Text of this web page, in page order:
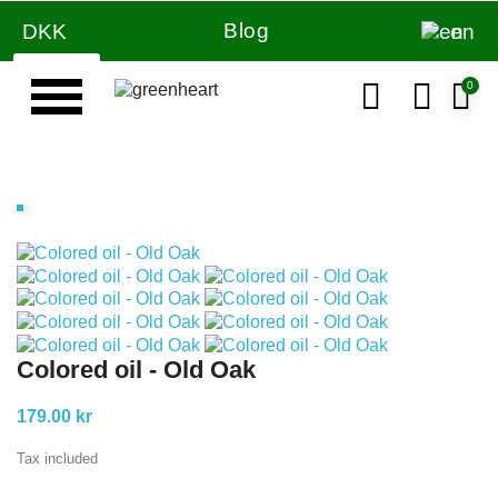
DKK Blog en
Colored oil - Old Oak
179.00 kr
Tax included